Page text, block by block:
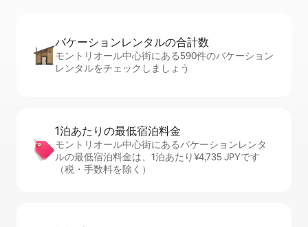
バケーションレ⁠ン⁠タ⁠ル⁠の合⁠計⁠数
モントリオール中心街にある590件のバケーション
レンタルをチェックしましょう
1泊あたりの最⁠低⁠宿⁠泊⁠料⁠金
モントリオール中心街にあるバケーションレンタ
ルの最低宿泊料金は、1泊あたり¥4,735 JPYです
（税・手数料を除く）